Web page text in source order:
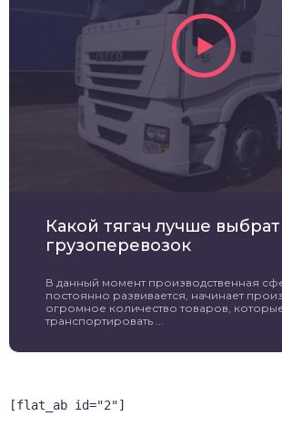
Какой тягач лучше
грузоперевозок
В данный момент производственная
постоянно развивается, начинает
огромное количество товаров,
транспортировать ...
[flat_ab id="2"]